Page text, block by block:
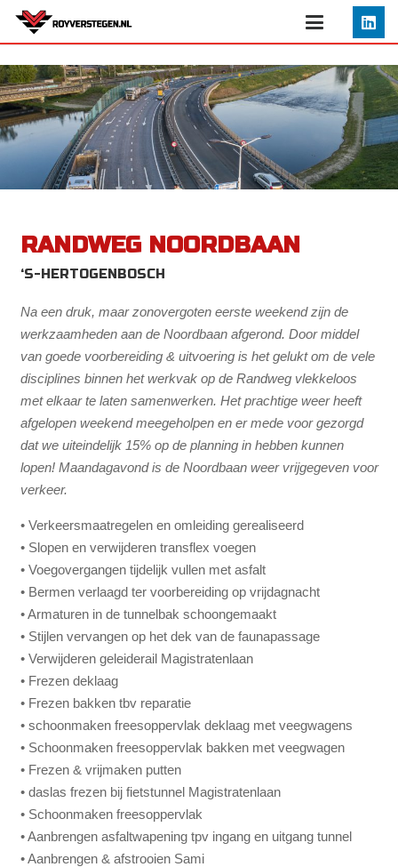
RANDWEG NOORDBAAN
‘S-HERTOGENBOSCH
Na een druk, maar zonovergoten eerste weekend zijn de
werkzaamheden aan de Noordbaan afgerond. Door middel
van goede voorbereiding & uitvoering is het gelukt om de vele
disciplines binnen het werkvak op de Randweg vlekkeloos
met elkaar te laten samenwerken. Het prachtige weer heeft
afgelopen weekend meegeholpen en er mede voor gezorgd
dat we uiteindelijk 15% op de planning in hebben kunnen
lopen! Maandagavond is de Noordbaan weer vrijgegeven voor
verkeer.
• Verkeersmaatregelen en omleiding gerealiseerd
• Slopen en verwijderen transflex voegen
• Voegovergangen tijdelijk vullen met asfalt
• Bermen verlaagd ter voorbereiding op vrijdagnacht
• Armaturen in de tunnelbak schoongemaakt
• Stijlen vervangen op het dek van de faunapassage
• Verwijderen geleiderail Magistratenlaan
• Frezen deklaag
• Frezen bakken tbv reparatie
• schoonmaken freesoppervlak deklaag met veegwagens
• Schoonmaken freesoppervlak bakken met veegwagen
• Frezen & vrijmaken putten
• daslas frezen bij fietstunnel Magistratenlaan
• Schoonmaken freesoppervlak
• Aanbrengen asfaltwapening tpv ingang en uitgang tunnel
• Aanbrengen & afstrooien Sami